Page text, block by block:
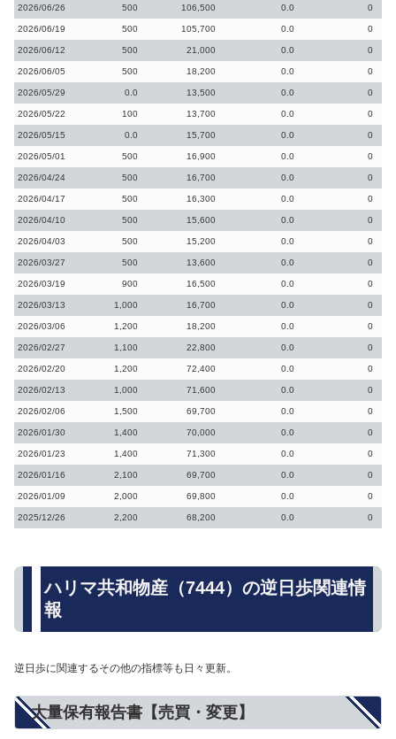
2026/06/26 500 106,500 0.0 0
2026/06/19 500 105,700 0.0 0
2026/06/12 500 21,000 0.0 0
2026/06/05 500 18,200 0.0 0
2026/05/29 0.0 13,500 0.0 0
2026/05/22 100 13,700 0.0 0
2026/05/15 0.0 15,700 0.0 0
2026/05/01 500 16,900 0.0 0
2026/04/24 500 16,700 0.0 0
2026/04/17 500 16,300 0.0 0
2026/04/10 500 15,600 0.0 0
2026/04/03 500 15,200 0.0 0
2026/03/27 500 13,600 0.0 0
2026/03/19 900 16,500 0.0 0
2026/03/13 1,000 16,700 0.0 0
2026/03/06 1,200 18,200 0.0 0
2026/02/27 1,100 22,800 0.0 0
2026/02/20 1,200 72,400 0.0 0
2026/02/13 1,000 71,600 0.0 0
2026/02/06 1,500 69,700 0.0 0
2026/01/30 1,400 70,000 0.0 0
2026/01/23 1,400 71,300 0.0 0
2026/01/16 2,100 69,700 0.0 0
2026/01/09 2,000 69,800 0.0 0
2025/12/26 2,200 68,200 0.0 0
ハリマ共和物産（7444）の逆日歩関連情
報
逆日歩に関連するその他の指標等も日々更新。
大量保有報告書【売買・変更】